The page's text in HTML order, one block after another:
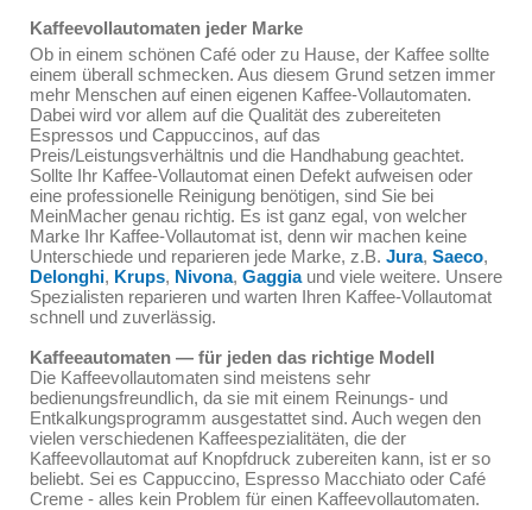
Kaffeevollautomaten jeder Marke
Ob in einem schönen Café oder zu Hause, der Kaffee sollte
einem überall schmecken. Aus diesem Grund setzen immer
mehr Menschen auf einen eigenen Kaffee-Vollautomaten.
Dabei wird vor allem auf die Qualität des zubereiteten
Espressos und Cappuccinos, auf das
Preis/Leistungsverhältnis und die Handhabung geachtet.
Sollte Ihr Kaffee-Vollautomat einen Defekt aufweisen oder
eine professionelle Reinigung benötigen, sind Sie bei
MeinMacher genau richtig. Es ist ganz egal, von welcher
Marke Ihr Kaffee-Vollautomat ist, denn wir machen keine
Unterschiede und reparieren jede Marke, z.B. Jura, Saeco,
Delonghi, Krups, Nivona, Gaggiaund viele weitere. Unsere
Spezialisten reparieren und warten Ihren Kaffee-Vollautomat
schnell und zuverlässig.
Kaffeeautomaten — für jeden das richtige Modell
Die Kaffeevollautomaten sind meistens sehr
bedienungsfreundlich, da sie mit einem Reinungs- und
Entkalkungsprogramm ausgestattet sind. Auch wegen den
vielen verschiedenen Kaffeespezialitäten, die der
Kaffeevollautomat auf Knopfdruck zubereiten kann, ist er so
beliebt. Sei es Cappuccino, Espresso Macchiato oder Café
Creme - alles kein Problem für einen Kaffeevollautomaten.